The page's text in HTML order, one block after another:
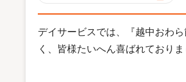
デイサービスでは、『越中おわ
く、皆様たいへん喜ばれておりま